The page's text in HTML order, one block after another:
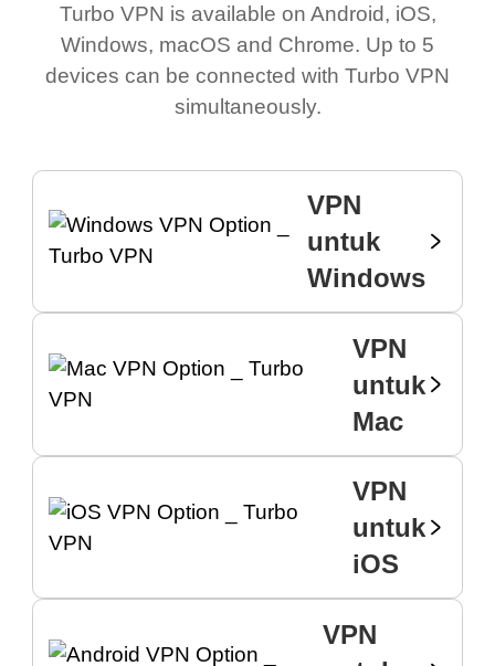
Turbo VPN is available on Android, iOS,
Windows, macOS and Chrome. Up to 5
devices can be connected with Turbo VPN
simultaneously.
VPN
untuk
Windows
VPN
untuk
Mac
VPN
untuk
iOS
VPN